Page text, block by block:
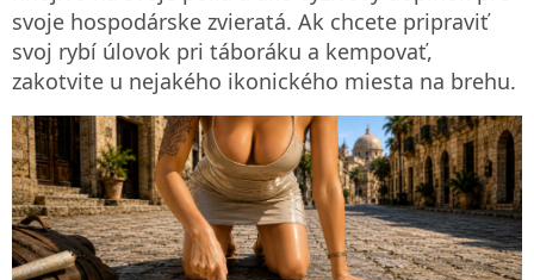
svoje hospodárske zvieratá. Ak chcete pripraviť
svoj rybí úlovok pri táboráku a kempovať,
zakotvite u nejakého ikonického miesta na brehu.